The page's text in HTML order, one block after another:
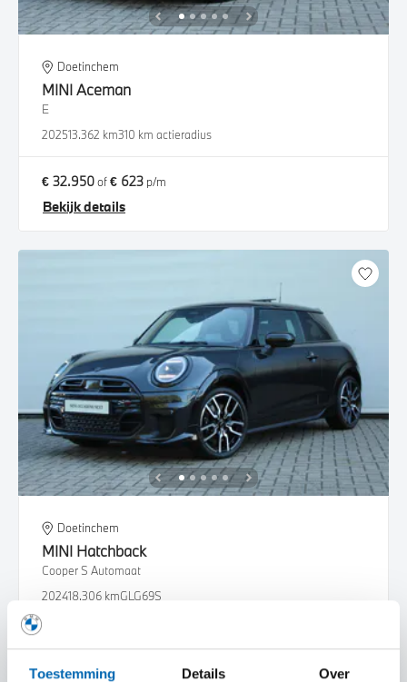
Toestemming Details Over
Doetinchem
MINIAceman
E
202513.362 km310 km actieradius
€ 32.950of€ 623 p/m
Bekijk details
Doetinchem
MINI Hatchback
Cooper S Automaat
202418.306 kmGLG69S
Bekijk details